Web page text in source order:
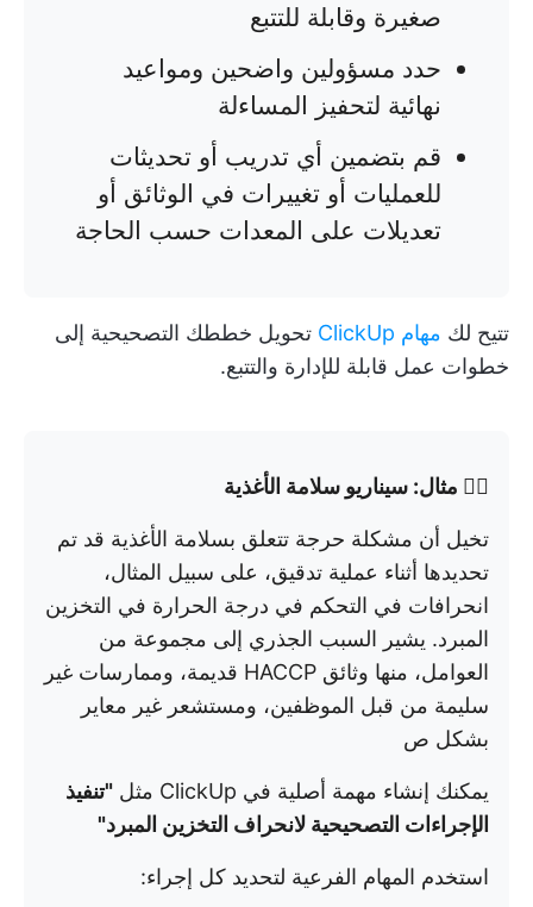
صغيرة وقابلة للتتبع
حدد مسؤولين واضحين ومواعيد
نهائية لتحفيز المساءلة
قم بتضمين أي تدريب أو تحديثات
للعمليات أو تغييرات في الوثائق أو
تعديلات على المعدات حسب الحاجة
تتيح لك مهام ClickUp
تحويل خططك التصحيحية إلى
خطوات عمل قابلة للإدارة والتتبع.
👉🏼 مثال: سيناريو سلامة الأغذية
تخيل أن مشكلة حرجة تتعلق بسلامة الأغذية قد تم
تحديدها أثناء عملية تدقيق، على سبيل المثال،
انحرافات في التحكم في درجة الحرارة في التخزين
المبرد. يشير السبب الجذري إلى مجموعة من
العوامل، منها وثائق HACCP قديمة، وممارسات غير
سليمة من قبل الموظفين، ومستشعر غير معاير
بشكل ص
يمكنك إنشاء مهمة أصلية في ClickUp مثل
"تنفيذ
الإجراءات التصحيحية لانحراف التخزين المبرد"
استخدم المهام الفرعية لتحديد كل إجراء: